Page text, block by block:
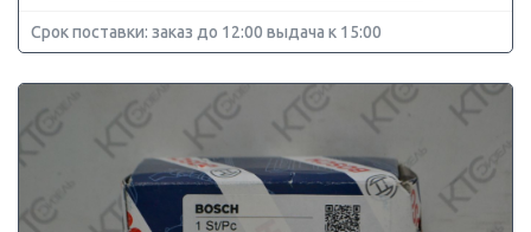
Срок поставки: заказ до 12:00 выдача к 15:00